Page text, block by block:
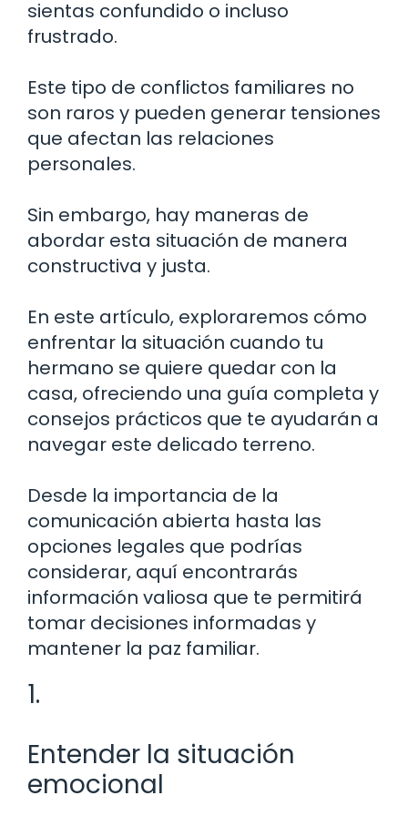
sientas confundido o incluso
frustrado.
Este tipo de conflictos familiares no
son raros y pueden generar tensiones
que afectan las relaciones
personales.
Sin embargo, hay maneras de
abordar esta situación de manera
constructiva y justa.
En este artículo, exploraremos cómo
enfrentar la situación cuando tu
hermano se quiere quedar con la
casa, ofreciendo una guía completa y
consejos prácticos que te ayudarán a
navegar este delicado terreno.
Desde la importancia de la
comunicación abierta hasta las
opciones legales que podrías
considerar, aquí encontrarás
información valiosa que te permitirá
tomar decisiones informadas y
mantener la paz familiar.
1.
Entender la situación
emocional